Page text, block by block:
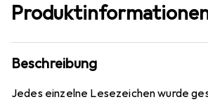
Beschreibung
Jedes einzelne Lesezeichen wurde